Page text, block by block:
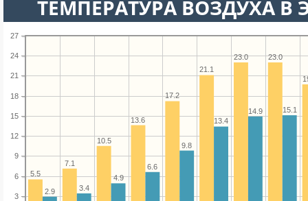
ТЕМПЕРАТУРА ВОЗДУХА В
3
6
9
12
15
18
21
24
27
23.0
23.0
21.1
17.2
13.6
10.5
7.1
5.5
15.1
14.9
13.4
9.8
6.6
4.9
3.4
2.9